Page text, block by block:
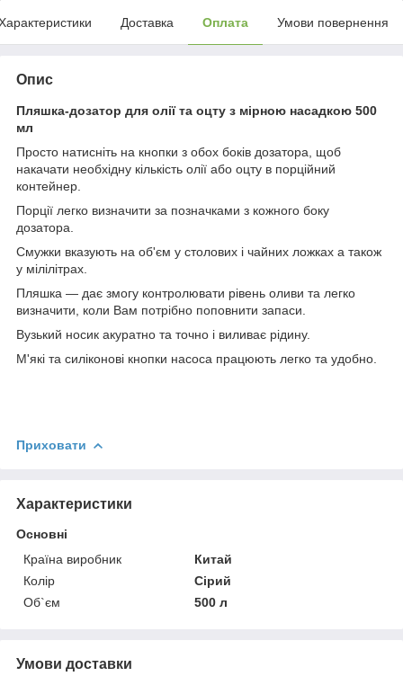
Доставка Оплата Умови повернення
Опис
Пляшка-дозатор для олії та оцту з мірною насадкою 500
мл
Просто натисніть на кнопки з обох боків дозатора, щоб
накачати необхідну кількість олії або оцту в порційний
контейнер.
Порції легко визначити за позначками з кожного боку
дозатора.
Смужки вказують на об'єм у столових і чайних ложках а також
у мілілітрах.
Пляшка — дає змогу контролювати рівень оливи та легко
визначити, коли Вам потрібно поповнити запаси.
Вузький носик акуратно та точно і виливає рідину.
М'які та силіконові кнопки насоса працюють легко та удобно.
Приховати
Характеристики
Основні
Країна виробник
Китай
Колір
Сірий
Об`єм
500 л
Умови доставки